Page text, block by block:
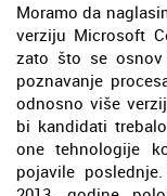
Moramo da
verziju Microsoft
zato što se
poznavanje
odnosno više
bi kandidati
one tehnologije
pojavile